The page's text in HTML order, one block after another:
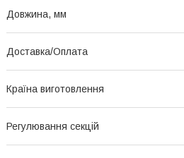
Довжина, мм
Доставка/Оплата
Країна виготовлення
Регулювання секцій